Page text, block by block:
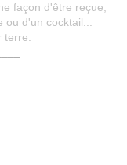
façon d'être reçue,
d'un cocktail...